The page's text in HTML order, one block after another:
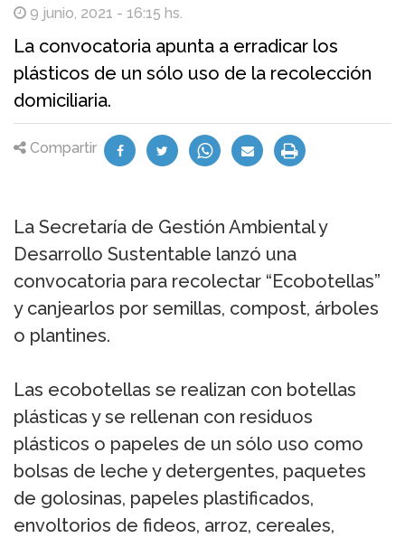
9 junio, 2021 - 16:15 hs.
La convocatoria apunta a erradicar los
plásticos de un sólo uso de la recolección
domiciliaria.
Compartir
La Secretaría de Gestión Ambiental y
Desarrollo Sustentable lanzó una
convocatoria para recolectar “Ecobotellas”
y canjearlos por semillas, compost, árboles
o plantines.
Las ecobotellas se realizan con botellas
plásticas y se rellenan con residuos
plásticos o papeles de un sólo uso como
bolsas de leche y detergentes, paquetes
de golosinas, papeles plastificados,
envoltorios de fideos, arroz, cereales,